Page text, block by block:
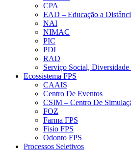
CPA
EAD – Educação a
NAI
NIMAC
PIC
PDI
RAD
Serviço Social, Diversidade
Ecossistema FPS
CAAIS
Centro De Eventos
CSIM – Centro De
FOZ
Farma FPS
Fisio FPS
Odonto FPS
Processos Seletivos